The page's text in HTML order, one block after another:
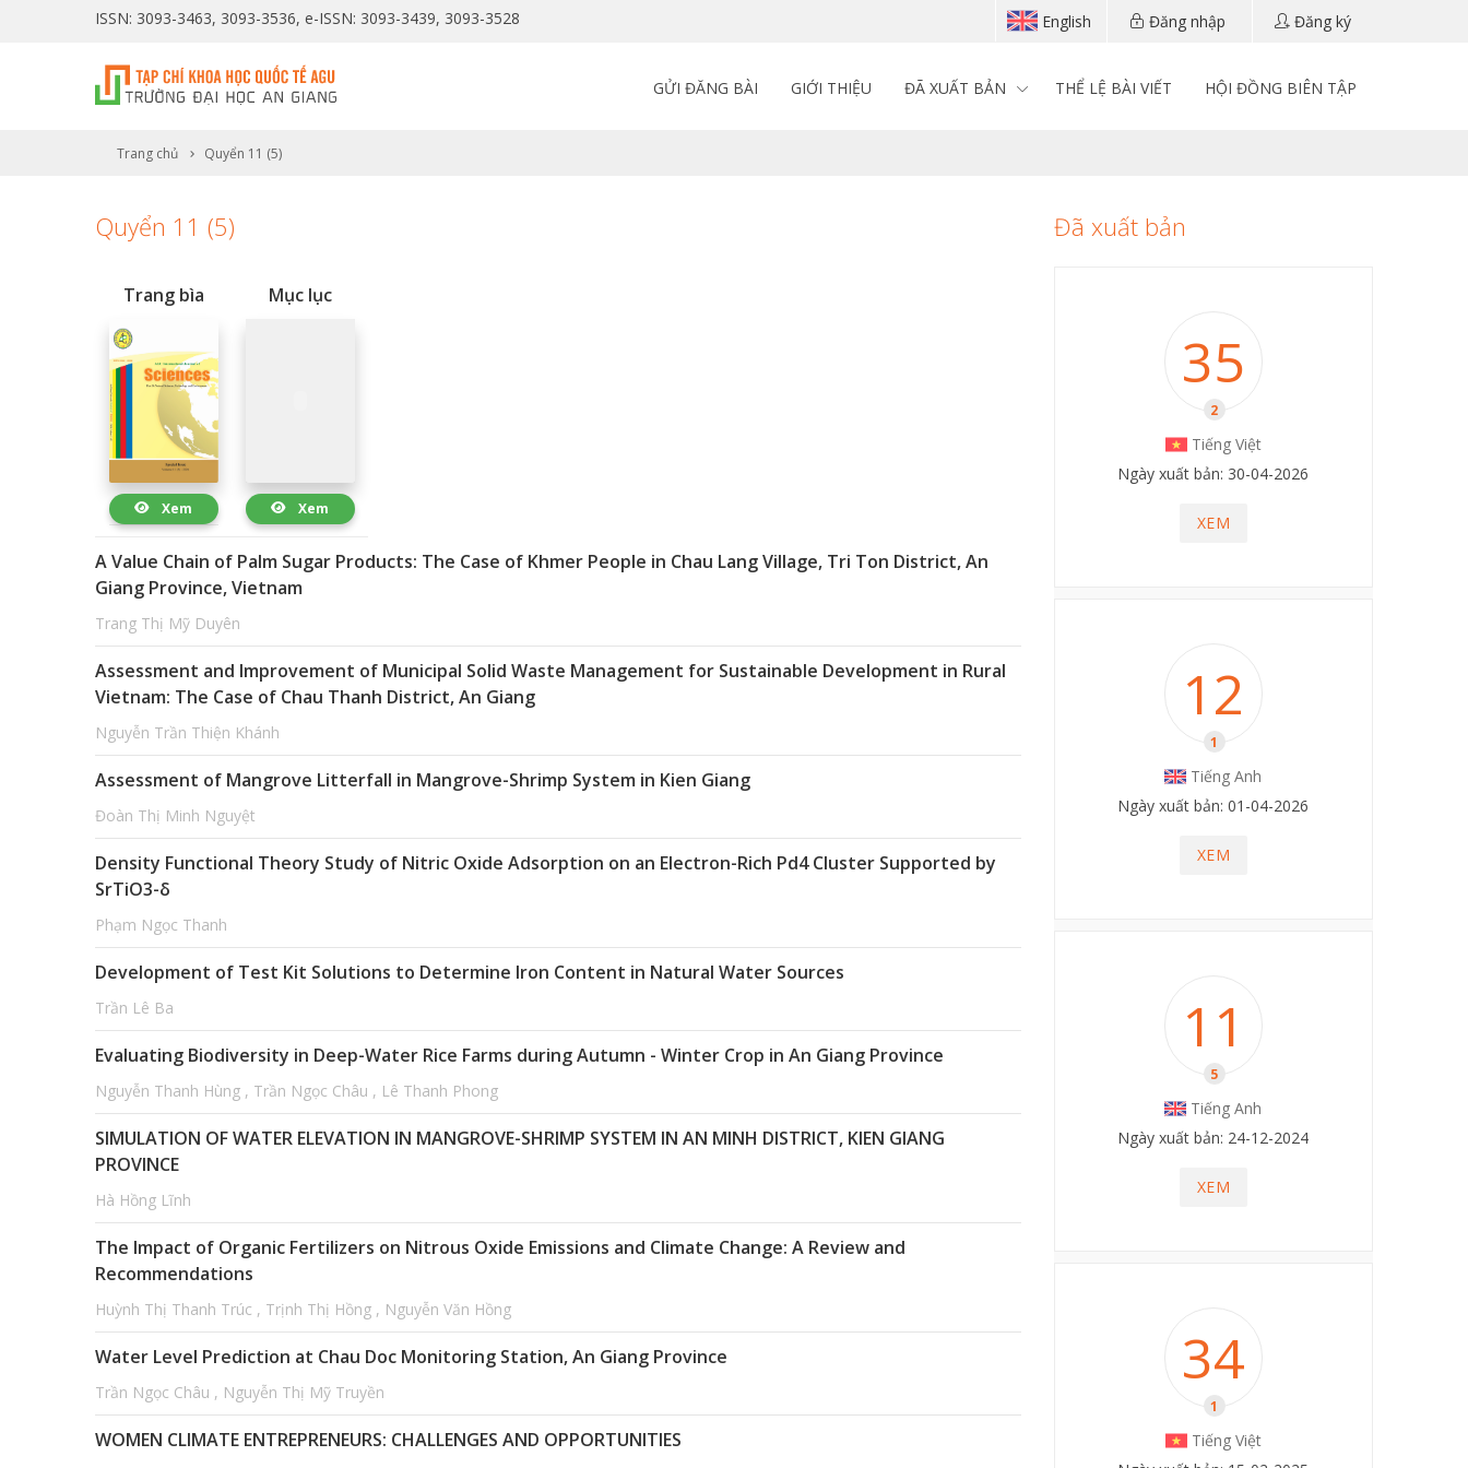
ISSN: 3093-3463, 3093-3536, e-ISSN: 3093-3439, 3093-3528 English Đăng nhập Đăng ký
GỬI ĐĂNG BÀI GIỚI THIỆU ĐÃ XUẤT BẢN THỂ LỆ BÀI VIẾT HỘI ĐỒNG BIÊN TẬP
Trang chủ Quyển 11 (5)
Quyển 11 (5)
Trang bìa
Xem
Mục lục
Xem
A Value Chain of Palm Sugar Products: The Case of Khmer People in Chau Lang Village, Tri Ton District, An
Giang Province, Vietnam
Trang Thị Mỹ Duyên
Assessment and Improvement of Municipal Solid Waste Management for Sustainable Development in Rural
Vietnam: The Case of Chau Thanh District, An Giang
Nguyễn Trần Thiện Khánh
Assessment of Mangrove Litterfall in Mangrove-Shrimp System in Kien Giang
Đoàn Thị Minh Nguyệt
Density Functional Theory Study of Nitric Oxide Adsorption on an Electron-Rich Pd4 Cluster Supported by
SrTiO3-δ
Phạm Ngọc Thanh
Development of Test Kit Solutions to Determine Iron Content in Natural Water Sources
Trần Lê Ba
Evaluating Biodiversity in Deep-Water Rice Farms during Autumn - Winter Crop in An Giang Province
Nguyễn Thanh Hùng , Trần Ngọc Châu , Lê Thanh Phong
SIMULATION OF WATER ELEVATION IN MANGROVE-SHRIMP SYSTEM IN AN MINH DISTRICT, KIEN GIANG
PROVINCE
Hà Hồng Lĩnh
The Impact of Organic Fertilizers on Nitrous Oxide Emissions and Climate Change: A Review and
Recommendations
Huỳnh Thị Thanh Trúc , Trịnh Thị Hồng , Nguyễn Văn Hồng
Water Level Prediction at Chau Doc Monitoring Station, An Giang Province
Trần Ngọc Châu , Nguyễn Thị Mỹ Truyền
WOMEN CLIMATE ENTREPRENEURS: CHALLENGES AND OPPORTUNITIES
Đã xuất bản
35
2
Tiếng Việt
Ngày xuất bản: 30-04-2026
XEM
12
1
Tiếng Anh
Ngày xuất bản: 01-04-2026
XEM
11
5
Tiếng Anh
Ngày xuất bản: 24-12-2024
XEM
34
1
Tiếng Việt